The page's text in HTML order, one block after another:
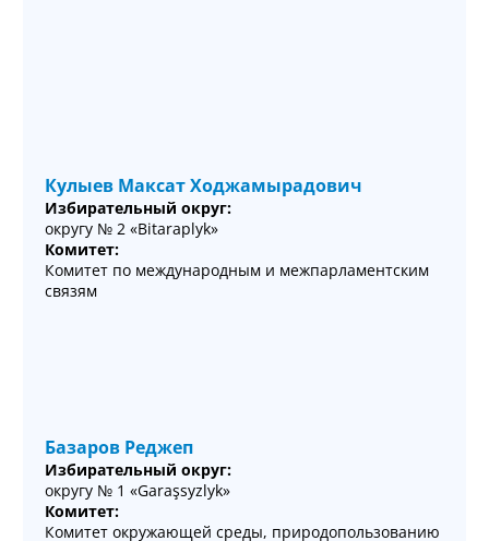
Кулыев Максат Ходжамырадович
Избирательный округ:
округу № 2 «Bitaraplyk»
Комитет:
Комитет по международным и межпарламентским
связям
Базаров Реджеп
Избирательный округ:
округу № 1 «Garaşsyzlyk»
Комитет:
Комитет окружающей среды, природопользованию